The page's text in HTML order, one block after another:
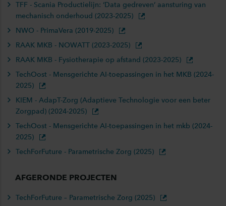
TFF - Scania Productielijn: ‘Data gedreven’ aansturing van
mechanisch onderhoud (2023-2025)
NWO - PrimaVera (2019-2025)
RAAK MKB - NOWATT (2023-2025)
RAAK MKB - Fysiotherapie op afstand (2023-2025)
TechOost - Mensgerichte AI-toepassingen in het MKB (2024-
2025)
KIEM - AdapT-Zorg (Adaptieve Technologie voor een beter
Zorgpad) (2024-2025)
TechOost - Mensgerichte AI-toepassingen in het mkb (2024-
2025)
TechForFuture - Parametrische Zorg (2025)
AFGERONDE PROJECTEN
TechForFuture – Parametrische Zorg (2025)